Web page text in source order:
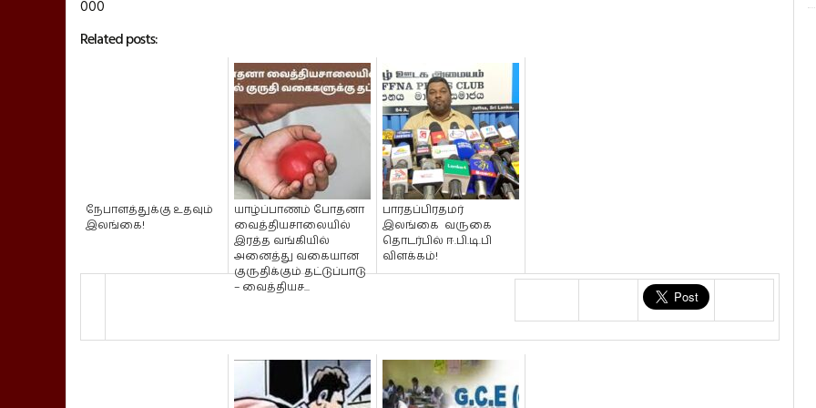
000
Related posts:
நேபாளத்துக்கு உதவும்
இலங்கை!
யாழ்ப்பாணம் போதனா
வைத்தியசாலையில்
இரத்த வங்கியில்
அனைத்து வகையான
குருதிக்கும் தட்டுப்பாடு
– வைத்தியச...
பாரதப்பிரதமர்
இலங்கை வருகை
தொடர்பில் ஈ.பி.டி.பி
விளக்கம்!